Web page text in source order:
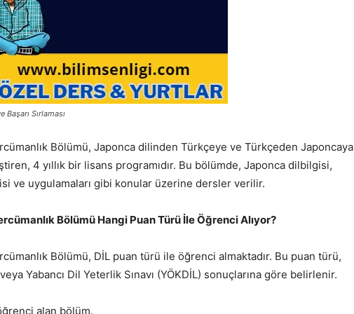
Başarı Sırlaması
Bölümü, Japonca dilinden Türkçeye ve Türkçeden Japoncaya
4 yıllık bir lisans programıdır. Bu bölümde, Japonca dilbilgisi,
ve uygulamaları gibi konular üzerine dersler verilir.
Bölümü Hangi Puan Türü İle Öğrenci Alıyor?
Bölümü, DİL puan türü ile öğrenci almaktadır. Bu puan türü,
veya Yabancı Dil Yeterlik Sınavı (YÖKDİL) sonuçlarına göre belirlenir.
alan bölüm.